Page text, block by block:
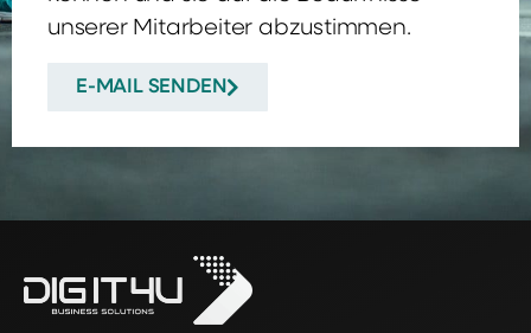
unserer Mitarbeiter abzustimmen.
E-MAIL SENDEN